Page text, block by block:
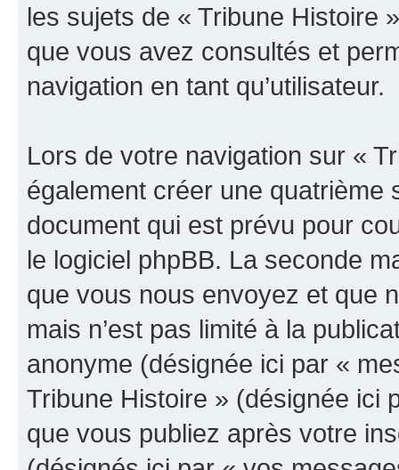
les sujets de « Tribune Histoire
que vous avez consultés et
navigation en tant qu’utilisateur.
Lors de votre navigation sur «
également créer une
document qui est prévu pour
le logiciel phpBB. La seconde
que vous nous envoyez et que
mais n’est pas limité à la
anonyme (désignée ici par «
Tribune Histoire » (désignée ici
que vous publiez après votre